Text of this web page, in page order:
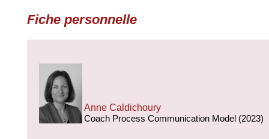
Fiche personnelle
Anne Caldichoury
Coach Process Communication Model (2023)